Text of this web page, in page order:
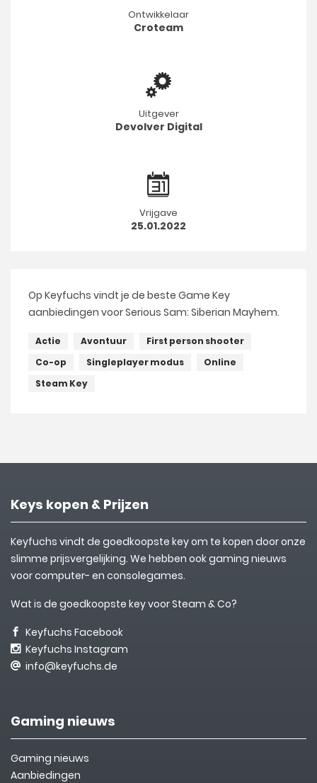
Ontwikkelaar
Croteam
Uitgever
Devolver Digital
Vrijgave
25.01.2022
Op Keyfuchs vindt je de beste Game Key
aanbiedingen voor Serious Sam: Siberian Mayhem.
Actie Avontuur
First person shooter
Co-op
Singleplayer modus
Online
Steam Key
Keys kopen & Prijzen
Keyfuchs vindt de goedkoopste key om te kopen door onze
slimme prijsvergelijking. We hebben ook gaming nieuws
voor computer- en consolegames.
Wat is de goedkoopste key voor Steam & Co?
Keyfuchs Facebook
Keyfuchs Instagram
info@keyfuchs.de
Gaming nieuws
Gaming nieuws
Aanbiedingen